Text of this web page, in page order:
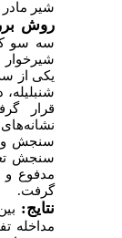
شیر مادر در شیرخواران
روش
یکی از سه
شنبلیله،
نشانه‌های
سنجش
سنجش
مدفوع و
گرفت.
نتایج: بین
مداخله